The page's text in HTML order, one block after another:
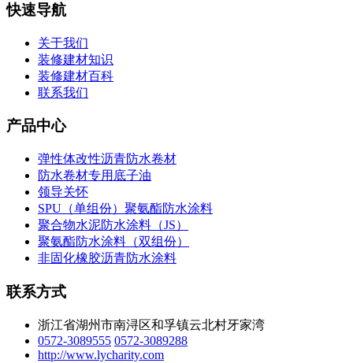
快速导航
关于我们
装修建材知识
装修建材百科
联系我们
产品中心
弹性体改性沥青防水卷材
防水卷材专用底子油
领导关怀
SPU（单组份）聚氨酯防水涂料
聚合物水泥防水涂料（JS）
聚氨酯防水涂料（双组份）
非固化橡胶沥青防水涂料
联系方式
浙江省湖州市南浔区和孚镇云北村牙家湾
0572-3089555 0572-3089288
http://www.lycharity.com